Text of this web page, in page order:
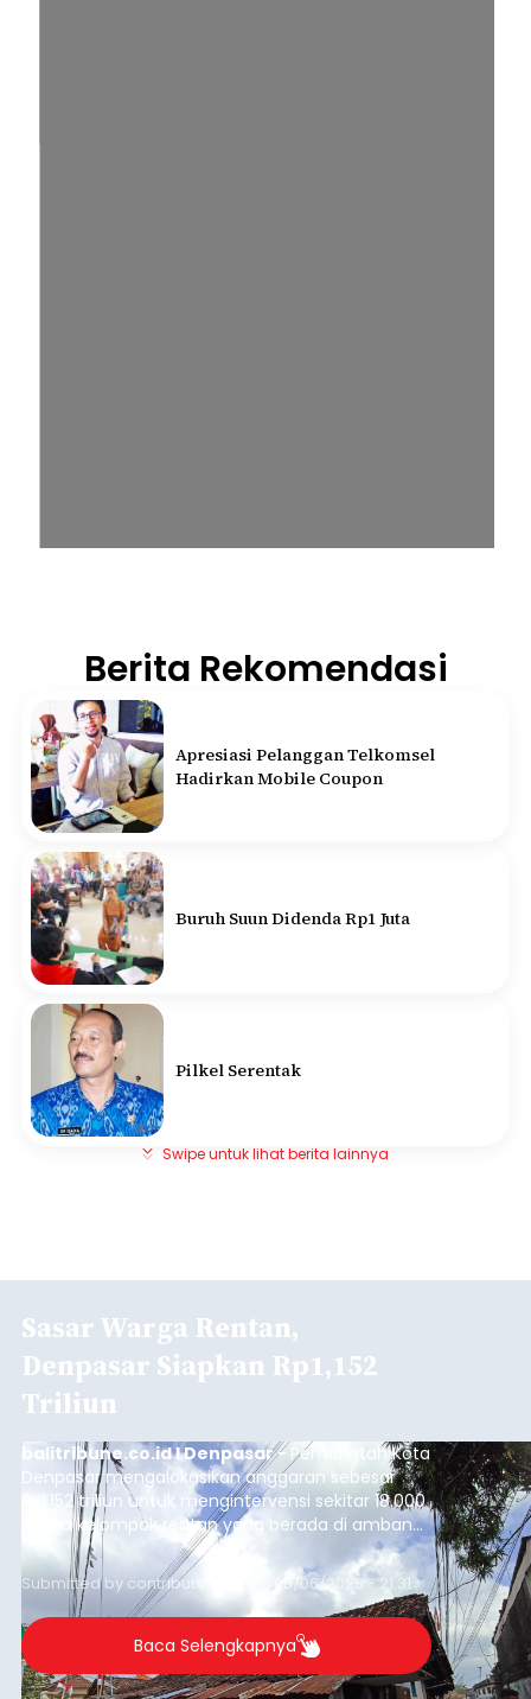
Berita Rekomendasi
Apresiasi Pelanggan Telkomsel
Hadirkan Mobile Coupon
Buruh Suun Didenda Rp1 Juta
Pilkel Serentak
Swipe untuk lihat berita lainnya
Sasar Warga Rentan,
Denpasar Siapkan Rp1,152
Triliun
balitribune.co.id I Denpasar - Pemerintah Kota
Denpasar mengalokasikan anggaran sebesar
Rp1,152 triliun untuk mengintervensi sekitar 18.000
warga kelompok rentan yang berada di ambang
garis kemiskinan. Langkah strategis ini diambil
guna menjaga masyarakat yang berada pada
kelompok desil 5 dan 6 tersebut agar tidak
merosot ke kategori miskin.
Submitted by contributor Thu, 08/06/2026 - 21:31
Baca Selengkapnya